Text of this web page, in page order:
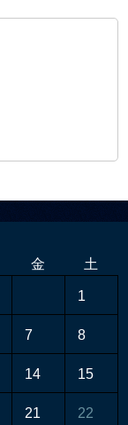
金 土
1
7 8
14 15
21 22